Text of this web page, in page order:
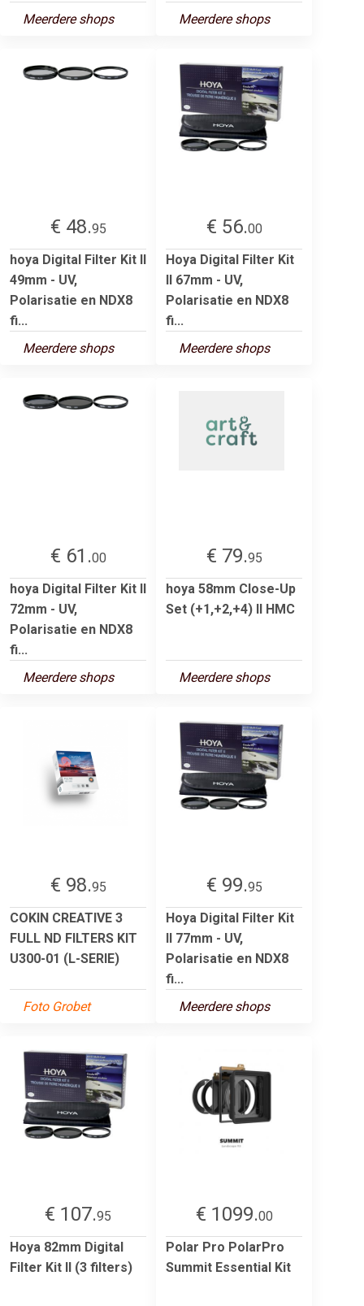
Meerdere shops
Meerdere shops
€ 48.95
hoya Digital Filter Kit II
49mm - UV,
Polarisatie en NDX8
fi...
Meerdere shops
€ 56.00
Hoya Digital Filter Kit
II 67mm - UV,
Polarisatie en NDX8
fi...
Meerdere shops
€ 61.00
hoya Digital Filter Kit II
72mm - UV,
Polarisatie en NDX8
fi...
Meerdere shops
€ 79.95
hoya 58mm Close-Up
Set (+1,+2,+4) II HMC
Meerdere shops
€ 98.95
COKIN CREATIVE 3
FULL ND FILTERS KIT
U300-01 (L-SERIE)
Foto Grobet
€ 99.95
Hoya Digital Filter Kit
II 77mm - UV,
Polarisatie en NDX8
fi...
Meerdere shops
€ 107.95
Hoya 82mm Digital
Filter Kit II (3 filters)
€ 1099.00
Polar Pro PolarPro
Summit Essential Kit